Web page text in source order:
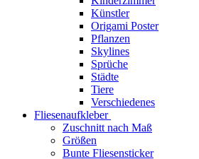
Künstler
Origami Poster
Pflanzen
Skylines
Sprüche
Städte
Tiere
Verschiedenes
Fliesenaufkleber
Zuschnitt nach Maß
Größen
Bunte Fliesensticker